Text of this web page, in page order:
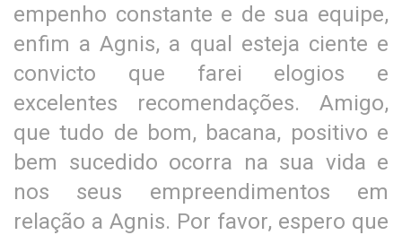
empenho constante e de sua equipe,
enfim a Agnis, a qual esteja ciente e
convicto que farei elogios e
excelentes recomendações. Amigo,
que tudo de bom, bacana, positivo e
bem sucedido ocorra na sua vida e
nos seus empreendimentos em
relação a Agnis. Por favor, espero que